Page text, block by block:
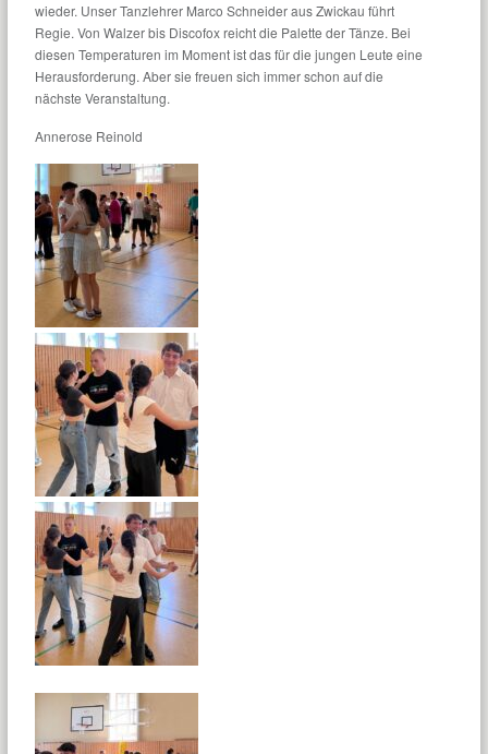
wieder. Unser Tanzlehrer Marco Schneider aus Zwickau führt
Regie. Von Walzer bis Discofox reicht die Palette der Tänze. Bei
diesen Temperaturen im Moment ist das für die jungen Leute eine
Herausforderung. Aber sie freuen sich immer schon auf die
nächste Veranstaltung.
Annerose Reinold